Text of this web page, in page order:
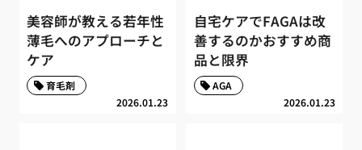
美容師が教える若年性
薄毛へのアプローチと
ケア
2026.01.23
育毛剤
自宅ケアでFAGAは改
善するのかおすすめ商
品と限界
2026.01.23
AGA